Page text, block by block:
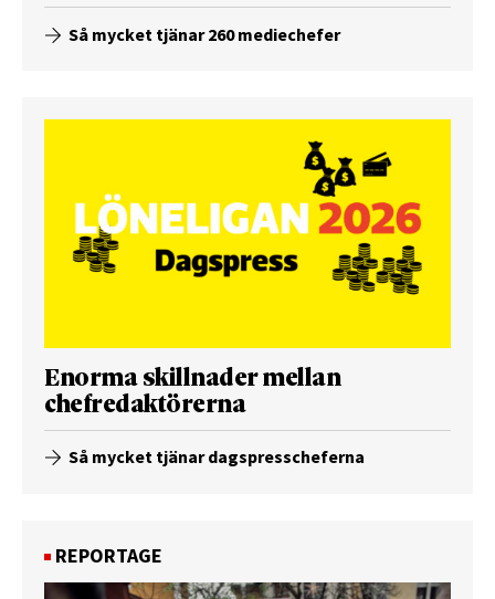
Så mycket tjänar 260 mediechefer
Enorma skillnader mellan
chefredaktörerna
Så mycket tjänar dagspresscheferna
REPORTAGE